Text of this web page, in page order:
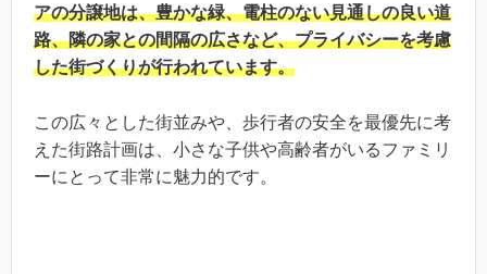
アの分譲地は、豊かな緑、電柱のない見通しの良い道
路、隣の家との間隔の広さなど、プライバシーを考慮
した街づくりが行われています。
この広々とした街並みや、歩行者の安全を最優先に考
えた街路計画は、小さな子供や高齢者がいるファミリ
ーにとって非常に魅力的です。